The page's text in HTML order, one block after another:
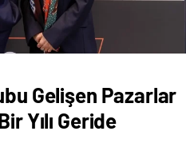
Gelişen Pazarlar
Yılı Geride